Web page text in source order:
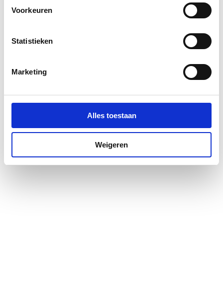
Voorkeuren
Statistieken
Marketing
Alles toestaan
Weigeren
Inbouwbreedte deur
Materiaal deur
Materiaal profiel Aluminium
Positie deurscharnieren Rechts
Pictogram